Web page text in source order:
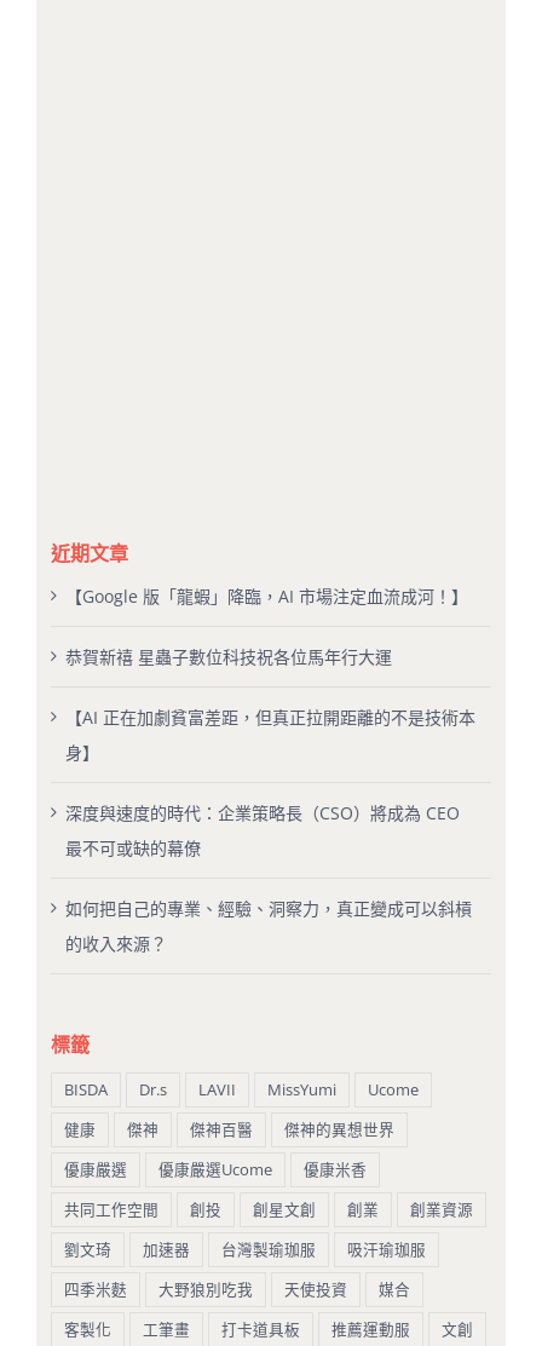
近期文章
【Google 版「龍蝦」降臨，AI 市場注定血流成河！】
恭賀新禧 星蟲子數位科技祝各位馬年行大運
【AI 正在加劇貧富差距，但真正拉開距離的不是技術本
身】
深度與速度的時代：企業策略長（CSO）將成為 CEO
最不可或缺的幕僚
如何把自己的專業、經驗、洞察力，真正變成可以斜槓
的收入來源？
標籤
BISDA Dr.s LAVII MissYumi
Ucome
健康
傑神 傑神百醫
傑神的異想世界
優康嚴選
優康嚴選Ucome
優康米香
共同工作空間
創投 創星文創 創業
創業資源
劉文琦
加速器 台灣製瑜珈服
吸汗瑜珈服
四季米麩
大野狼別吃我 天使投資
媒合
客製化
工筆畫 打卡道具板 推薦運動服 文創